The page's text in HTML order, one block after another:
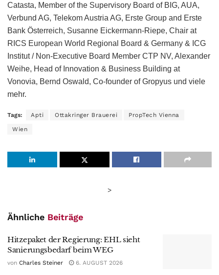
Catasta, Member of the Supervisory Board of BIG, AUA,
Verbund AG, Telekom Austria AG, Erste Group and Erste
Bank Österreich, Susanne Eickermann-Riepe, Chair at
RICS European World Regional Board & Germany & ICG
Institut / Non-Executive Board Member CTP NV, Alexander
Weihe, Head of Innovation & Business Building at
Vonovia, Bernd Oswald, Co-founder of Gropyus und viele
mehr.
Tags: Apti Ottakringer Brauerei PropTech Vienna
Wien
>
Ähnliche Beiträge
Hitzepaket der Regierung: EHL sieht
Sanierungsbedarf beim WEG
von Charles Steiner 6. AUGUST 2026